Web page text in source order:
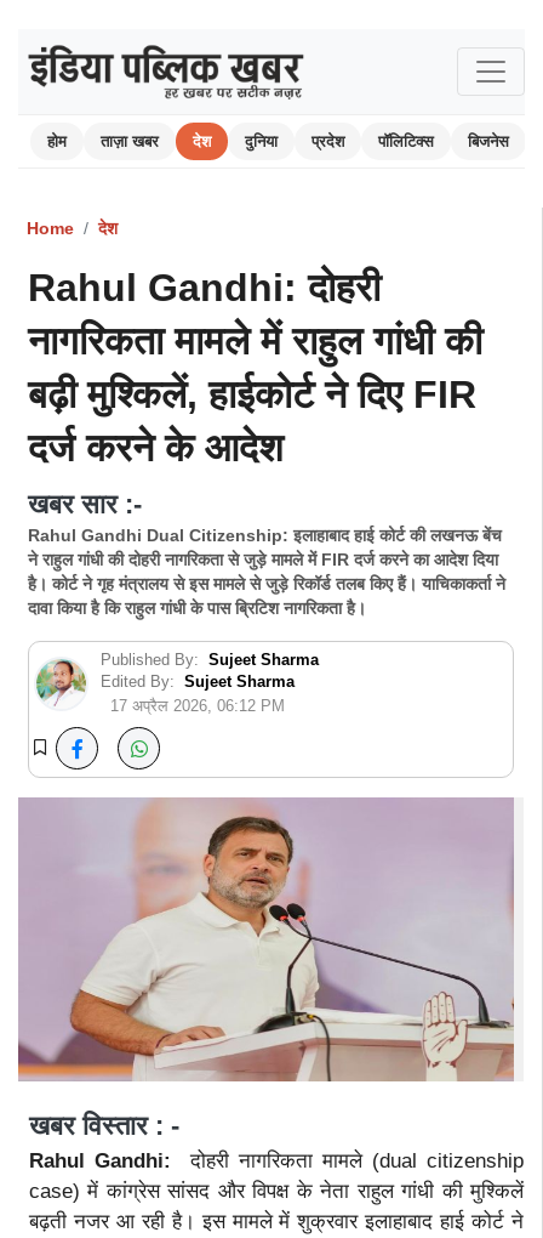
होम ताज़ा खबर देश दुनिया प्रदेश पॉलिटिक्स बिजनेस
Home देश
Rahul Gandhi: दोहरी
नागरिकता मामले में राहुल गांधी की
बढ़ी मुश्किलें, हाईकोर्ट ने दिए FIR
दर्ज करने के आदेश
खबर सार :-
Rahul Gandhi Dual Citizenship: इलाहाबाद हाई कोर्ट की लखनऊ बेंच
ने राहुल गांधी की दोहरी नागरिकता से जुड़े मामले में FIR दर्ज करने का आदेश दिया
है। कोर्ट ने गृह मंत्रालय से इस मामले से जुड़े रिकॉर्ड तलब किए हैं। याचिकाकर्ता ने
दावा किया है कि राहुल गांधी के पास ब्रिटिश नागरिकता है।
Published By: Sujeet Sharma
Edited By: Sujeet Sharma
17 अप्रैल 2026, 06:12 PM
खबर विस्तार : -
Rahul Gandhi:
दोहरी नागरिकता मामले (dual citizenship
case) में कांग्रेस सांसद और विपक्ष के नेता राहुल गांधी की मुश्किलें
बढ़ती नजर आ रही है। इस मामले में शुक्रवार इलाहाबाद हाई कोर्ट ने